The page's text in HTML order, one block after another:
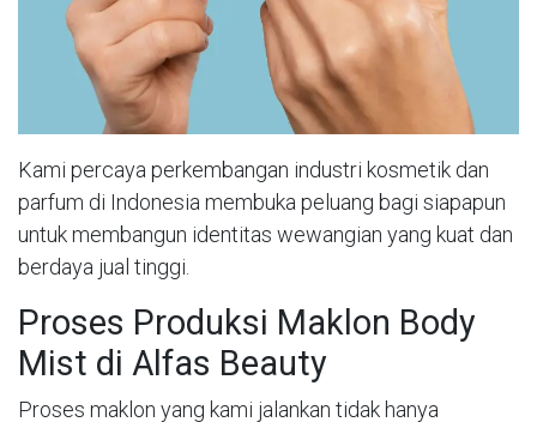
Kami percaya perkembangan industri kosmetik dan
parfum di Indonesia membuka peluang bagi siapapun
untuk membangun identitas wewangian yang kuat dan
berdaya jual tinggi.
Proses Produksi Maklon Body
Mist di Alfas Beauty
Proses maklon yang kami jalankan tidak hanya